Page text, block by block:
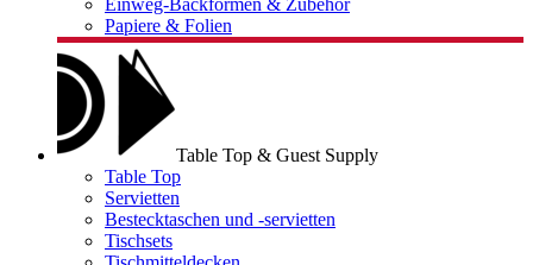
Einweg-Backformen & Zubehör
Papiere & Folien
Table Top & Guest Supply
Table Top
Servietten
Bestecktaschen und -servietten
Tischsets